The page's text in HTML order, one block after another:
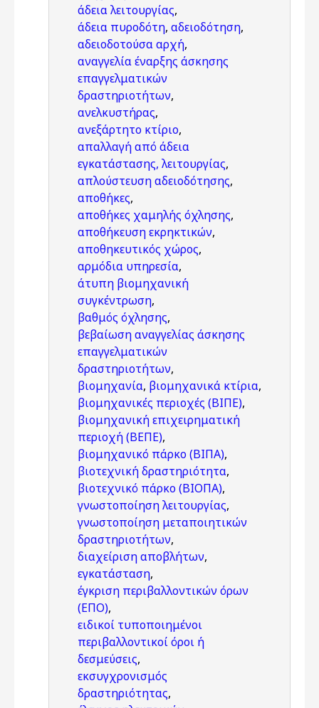
άδεια λειτουργίας,
άδεια πυροδότη, αδειοδότηση,
αδειοδοτούσα αρχή,
αναγγελία έναρξης άσκησης
επαγγελματικών
δραστηριοτήτων,
ανελκυστήρας,
ανεξάρτητο κτίριο,
απαλλαγή από άδεια
εγκατάστασης, λειτουργίας,
απλούστευση αδειοδότησης,
αποθήκες,
αποθήκες χαμηλής όχλησης,
αποθήκευση εκρηκτικών,
αποθηκευτικός χώρος,
αρμόδια υπηρεσία,
άτυπη βιομηχανική
συγκέντρωση,
βαθμός όχλησης,
βεβαίωση αναγγελίας άσκησης
επαγγελματικών
δραστηριοτήτων,
βιομηχανία, βιομηχανικά κτίρια,
βιομηχανικές περιοχές (ΒΙΠΕ),
βιομηχανική επιχειρηματική
περιοχή (ΒΕΠΕ),
βιομηχανικό πάρκο (ΒΙΠΑ),
βιοτεχνική δραστηριότητα,
βιοτεχνικό πάρκο (ΒΙΟΠΑ),
γνωστοποίηση λειτουργίας,
γνωστοποίηση μεταποιητικών
δραστηριοτήτων,
διαχείριση αποβλήτων,
εγκατάσταση,
έγκριση περιβαλλοντικών όρων
(ΕΠΟ),
ειδικοί τυποποιημένοι
περιβαλλοντικοί όροι ή
δεσμεύσεις,
εκσυγχρονισμός
δραστηριότητας,